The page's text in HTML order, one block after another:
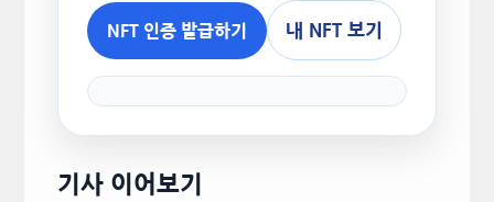
NFT 인증 발급하기 내 NFT 보기
기사 이어보기